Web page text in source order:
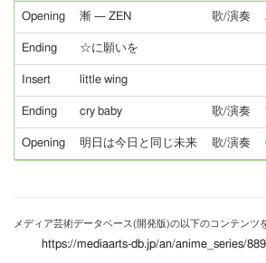
Opening 漸 ― ZEN 歌/演奏
Ending ☆に願いを
Insert little wing
Ending cry baby 歌/演奏
Opening 明日は今日と同じ未来 歌/演奏
メディア芸術データベース(開発版)の以下のコンテンツ
https://mediaarts-db.jp/an/anime_series/